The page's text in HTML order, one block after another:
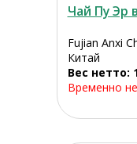
Чай Пу Эр
Fujian Anxi
Китай
Вес нетто:
Временно